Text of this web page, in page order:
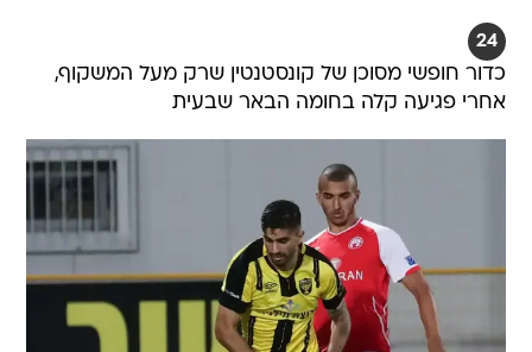
24
כדור חופשי מסוכן של קונסטנטין שרק מעל המשקוף,
אחרי פגיעה קלה בחומה הבאר שבעית